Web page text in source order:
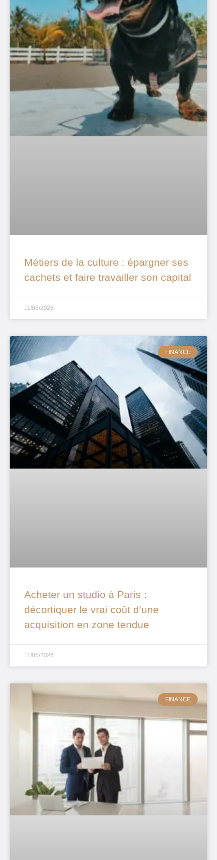
Métiers de la culture : épargner ses
cachets et faire travailler son capital
11/05/2026
FINANCE
Acheter un studio à Paris :
décortiquer le vrai coût d’une
acquisition en zone tendue
11/05/2026
FINANCE